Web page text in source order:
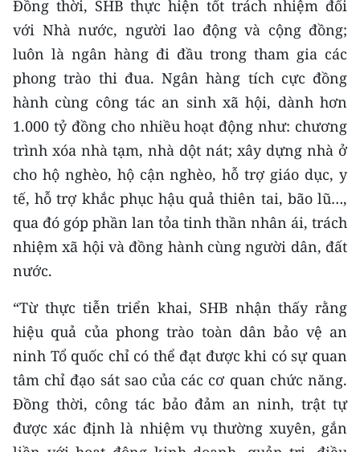
Đồng thời, SHB thực hiện tốt trách nhiệm đối
với Nhà nước, người lao động và cộng đồng;
luôn là ngân hàng đi đầu trong tham gia các
phong trào thi đua. Ngân hàng tích cực đồng
hành cùng công tác an sinh xã hội, dành hơn
1.000 tỷ đồng cho nhiều hoạt động như: chương
trình xóa nhà tạm, nhà dột nát; xây dựng nhà ở
cho hộ nghèo, hộ cận nghèo, hỗ trợ giáo dục, y
tế, hỗ trợ khắc phục hậu quả thiên tai, bão lũ…,
qua đó góp phần lan tỏa tinh thần nhân ái, trách
nhiệm xã hội và đồng hành cùng người dân, đất
nước.
“Từ thực tiễn triển khai, SHB nhận thấy rằng
hiệu quả của phong trào toàn dân bảo vệ an
ninh Tổ quốc chỉ có thể đạt được khi có sự quan
tâm chỉ đạo sát sao của các cơ quan chức năng.
Đồng thời, công tác bảo đảm an ninh, trật tự
được xác định là nhiệm vụ thường xuyên, gắn